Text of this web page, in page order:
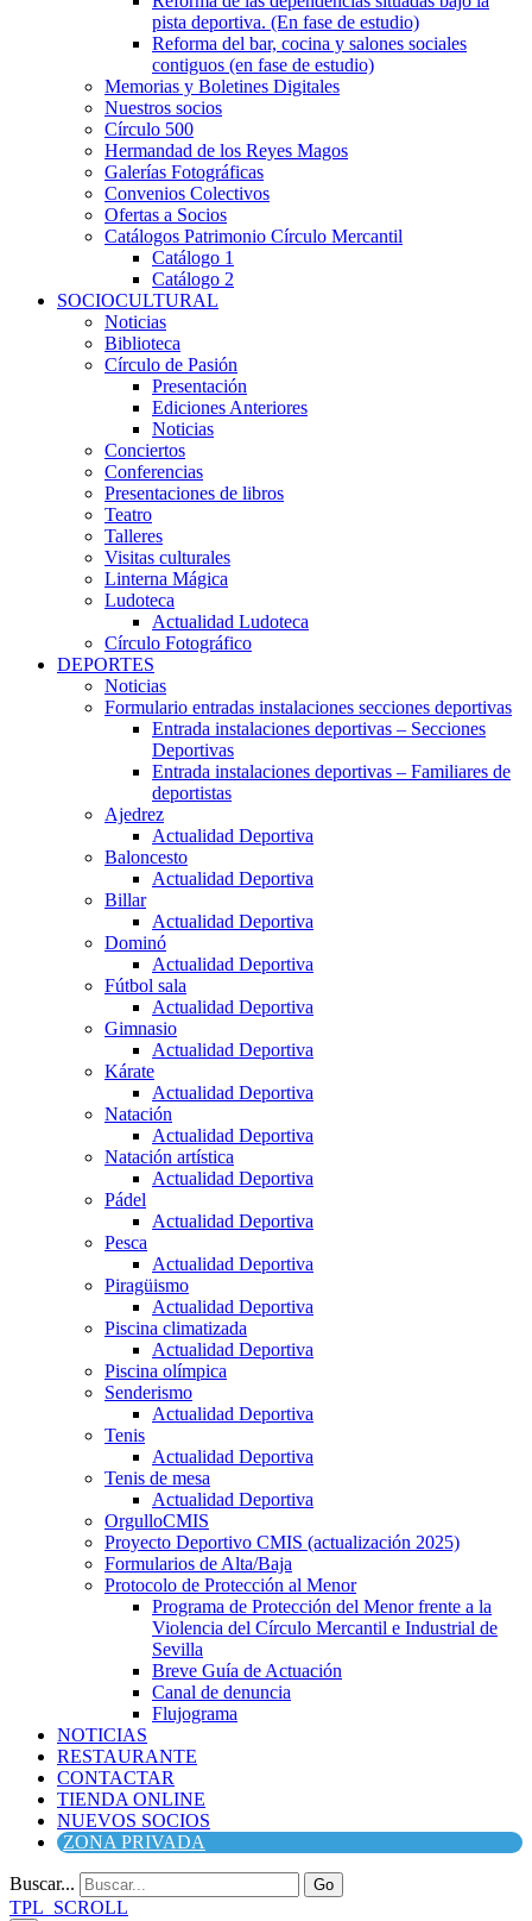
pista deportiva. (En fase de estudio)
Reforma del bar, cocina y salones sociales
contiguos (en fase de estudio)
Memorias y Boletines Digitales
Nuestros socios
Círculo 500
Hermandad de los Reyes Magos
Galerías Fotográficas
Convenios Colectivos
Ofertas a Socios
Catálogos Patrimonio Círculo Mercantil
Catálogo 1
Catálogo 2
SOCIOCULTURAL
Noticias
Biblioteca
Círculo de Pasión
Presentación
Ediciones Anteriores
Noticias
Conciertos
Conferencias
Presentaciones de libros
Teatro
Talleres
Visitas culturales
Linterna Mágica
Ludoteca
Actualidad Ludoteca
Círculo Fotográfico
DEPORTES
Noticias
Formulario entradas instalaciones secciones deportivas
Entrada instalaciones deportivas – Secciones
Deportivas
Entrada instalaciones deportivas – Familiares de
deportistas
Ajedrez
Actualidad Deportiva
Baloncesto
Actualidad Deportiva
Billar
Actualidad Deportiva
Dominó
Actualidad Deportiva
Fútbol sala
Actualidad Deportiva
Gimnasio
Actualidad Deportiva
Kárate
Actualidad Deportiva
Natación
Actualidad Deportiva
Natación artística
Actualidad Deportiva
Pádel
Actualidad Deportiva
Pesca
Actualidad Deportiva
Piragüismo
Actualidad Deportiva
Piscina climatizada
Actualidad Deportiva
Piscina olímpica
Senderismo
Actualidad Deportiva
Tenis
Actualidad Deportiva
Tenis de mesa
Actualidad Deportiva
OrgulloCMIS
Proyecto Deportivo CMIS (actualización 2025)
Formularios de Alta/Baja
Protocolo de Protección al Menor
Programa de Protección del Menor frente a la
Violencia del Círculo Mercantil e Industrial de
Sevilla
Breve Guía de Actuación
Canal de denuncia
Flujograma
NOTICIAS
RESTAURANTE
CONTACTAR
TIENDA ONLINE
NUEVOS SOCIOS
ZONA PRIVADA
Buscar... Go
TPL_SCROLL